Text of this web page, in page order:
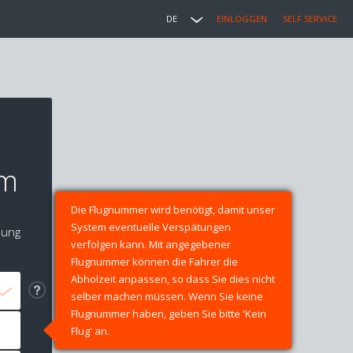
DE EINLOGGEN SELF SERVICE
Die Flugnummer wird benötigt, damit unser
System eventuelle Verspätungen
verfolgen kann. Mit angegebener
Flugnummer können die Fahrer die
Abholzeit anpassen, so dass Sie dies nicht
selber machen müssen. Wenn Sie keine
Flugnummer haben, geben Sie bitte 'Kein
Flug' an.